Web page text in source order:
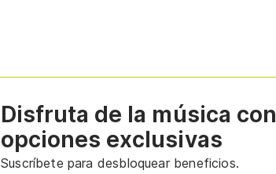
Disfruta de la música con
opciones exclusivas
Suscríbete para desbloquear beneficios.